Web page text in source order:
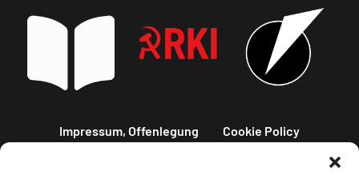
Impressum, Offenlegung Cookie Policy